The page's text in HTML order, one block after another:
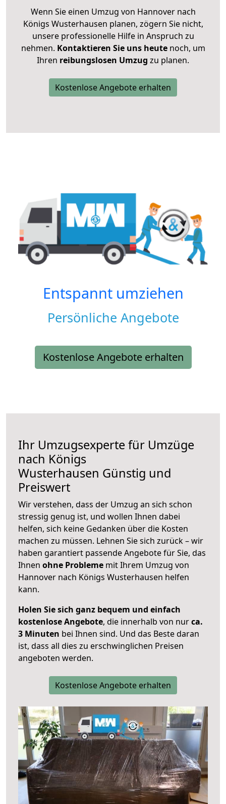
Wenn Sie einen Umzug von Hannover nach
Königs Wusterhausen planen, zögern Sie nicht,
unsere professionelle Hilfe in Anspruch zu
nehmen. Kontaktieren Sie uns heutenoch, um
Ihren reibungslosen Umzug zu planen.
Kostenlose Angebote erhalten
Entspannt umziehen
Persönliche Angebote
Kostenlose Angebote erhalten
Ihr Umzugsexperte für Umzüge
nach Königs
Wusterhausen Günstig und
Preiswert
Wir verstehen, dass der Umzug an sich schon
stressig genug ist, und wollen Ihnen dabei
helfen, sich keine Gedanken über die Kosten
machen zu müssen. Lehnen Sie sich zurück – wir
haben garantiert passende Angebote für Sie, das
Ihnen ohne Probleme mit Ihrem Umzug von
Hannover nach Königs Wusterhausen helfen
kann.
Holen Sie sich ganz bequem und einfach
kostenlose Angebote, die innerhalb von nurca.
3 Minuten bei Ihnen sind. Und das Beste daran
ist, dass all dies zu erschwinglichen Preisen
angeboten werden.
Kostenlose Angebote erhalten